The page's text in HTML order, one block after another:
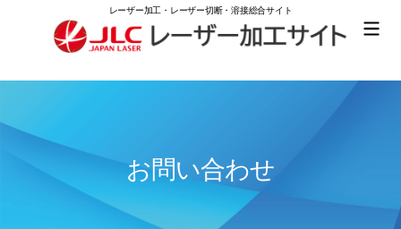
レーザー加工・レーザー切断・溶接総合サイト
本
加
工
お問い合わせ